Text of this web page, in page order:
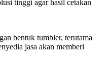
tinggi agar hasil cetakan
bentuk tumbler, terutama
jasa akan memberi